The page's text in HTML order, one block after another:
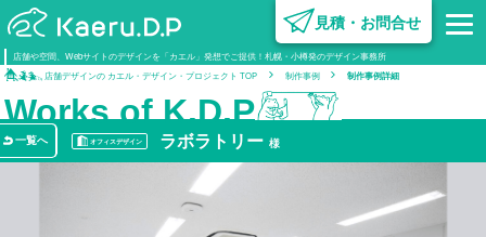
店舗や空間、Webサイトのデザインを「カエル」発想でご提供！札幌・小樽発のデザイン事務所
制
内装デザイン･設計
広告･クリエイティブ
設計施工
設備·営繕
不動産開発
営業·クリエイティブ
企画·開発
企
企業情報
組織図･グループ企業
採
見積・お問合せ
店舗デザインの カエル・デザイン・プロジェクト TOP 制作事例 制作事例詳細
Works of K.D.P
一覧へ オフィスデザイン ラボラトリー 様